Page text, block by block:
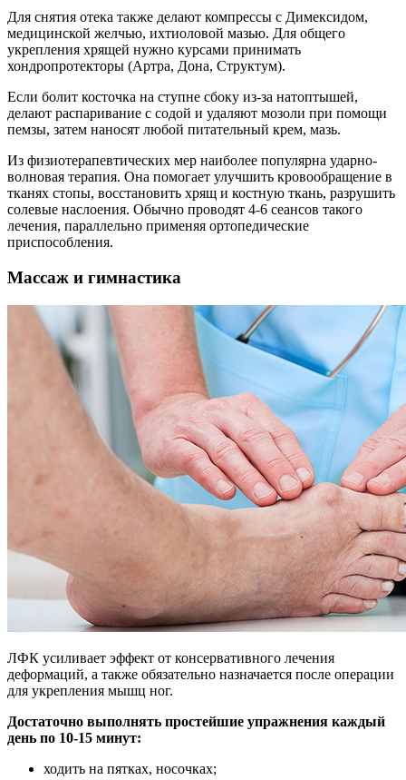
Для снятия отека также делают компрессы с Димексидом,
медицинской желчью, ихтиоловой мазью. Для общего
укрепления хрящей нужно курсами принимать
хондропротекторы (Артра, Дона, Структум).
Если болит косточка на ступне сбоку из-за натоптышей,
делают распаривание с содой и удаляют мозоли при помощи
пемзы, затем наносят любой питательный крем, мазь.
Из физиотерапевтических мер наиболее популярна ударно-
волновая терапия. Она помогает улучшить кровообращение в
тканях стопы, восстановить хрящ и костную ткань, разрушить
солевые наслоения. Обычно проводят 4-6 сеансов такого
лечения, параллельно применяя ортопедические
приспособления.
Массаж и гимнастика
ЛФК усиливает эффект от консервативного лечения
деформаций, а также обязательно назначается после операции
для укрепления мышц ног.
Достаточно выполнять простейшие упражнения каждый
день по 10-15 минут:
ходить на пятках, носочках;